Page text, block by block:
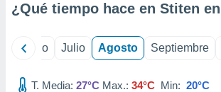
1199
¿Qué tiempo hace en Stiten en
Junio Julio Agosto Septiembre
T. Media: 27°C Max.: 34°C Min: 20°C